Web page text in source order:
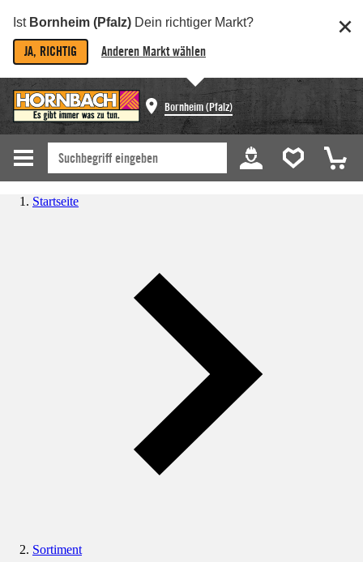
Ist Bornheim (Pfalz) Dein richtiger Markt?
JA, RICHTIG Anderen Markt wählen
Bornheim (Pfalz)
Startseite
Sortiment